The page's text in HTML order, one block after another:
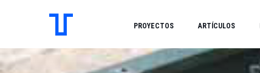
PROYECTOS ARTÍCULOS